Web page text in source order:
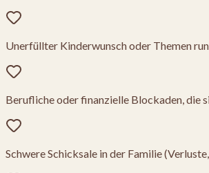
Unerfüllter Kinderwunsch oder Themen
Berufliche oder finanzielle Blockaden, die
Schwere Schicksale in der Familie